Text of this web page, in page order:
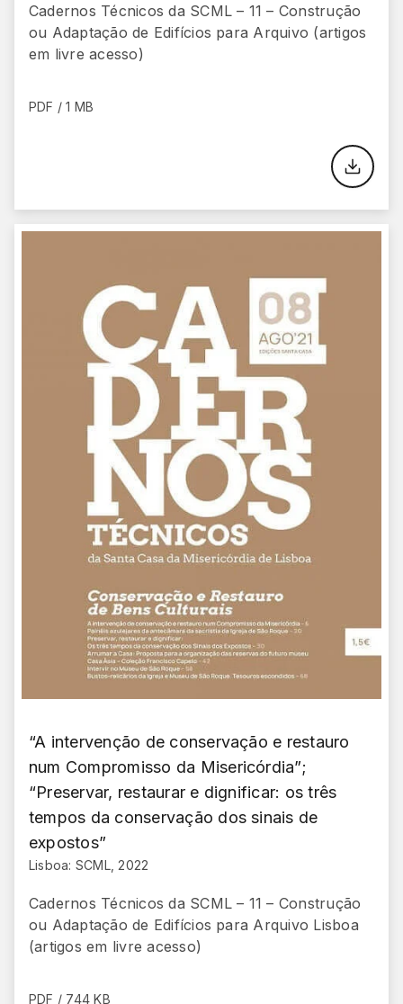
Cadernos Técnicos da SCML – 11 – Construção
ou Adaptação de Edifícios para Arquivo (artigos
em livre acesso)
PDF / 1 MB
“A intervenção de conservação e restauro
num Compromisso da Misericórdia”;
“Preservar, restaurar e dignificar: os três
tempos da conservação dos sinais de
expostos”
Lisboa: SCML, 2022
Cadernos Técnicos da SCML – 11 – Construção
ou Adaptação de Edifícios para Arquivo Lisboa
(artigos em livre acesso)
PDF / 744 KB